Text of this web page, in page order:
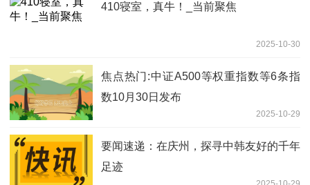
410寝室，真牛！_当前聚焦
2025-10-30
焦点热门:中证A500等权重指数等6条指
数10月30日发布
2025-10-29
要闻速递：在庆州，探寻中韩友好的千年
足迹